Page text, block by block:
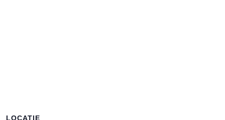
LOCATIE